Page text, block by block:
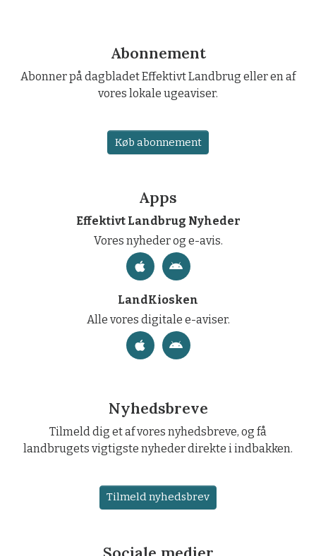
Abonnement
Abonner på dagbladet Effektivt Landbrug eller en af
vores lokale ugeaviser.
Køb abonnement
Apps
Effektivt Landbrug Nyheder
Vores nyheder og e-avis.
LandKiosken
Alle vores digitale e-aviser.
Nyhedsbreve
Tilmeld dig et af vores nyhedsbreve, og få
landbrugets vigtigste nyheder direkte i indbakken.
Tilmeld nyhedsbrev